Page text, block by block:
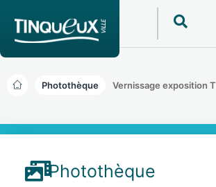
Photothèque Vernissage exposition
Photothèque